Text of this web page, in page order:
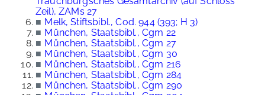
Zeil), ZAMs 27
■ Melk, Stiftsbibl., Cod. 944 (393; H 3)
■ München, Staatsbibl., Cgm 22
■ München, Staatsbibl., Cgm 27
■ München, Staatsbibl., Cgm 30
■ München, Staatsbibl., Cgm 216
■ München, Staatsbibl., Cgm 284
■ München, Staatsbibl., Cgm 290